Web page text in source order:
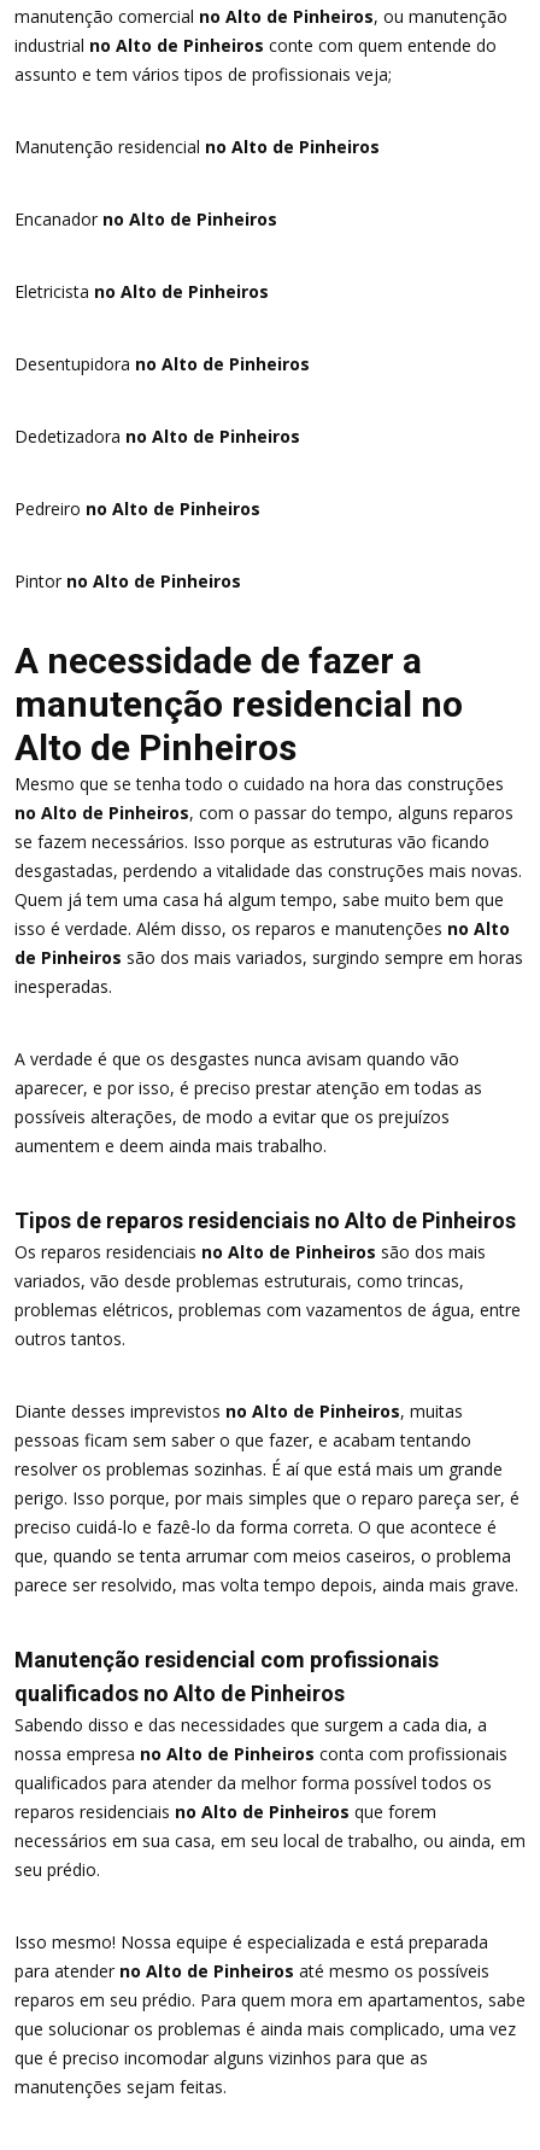
manutenção comercial no Alto de Pinheiros, ou manutenção
industrial no Alto de Pinheiros conte com quem entende do
assunto e tem vários tipos de profissionais veja;
Manutenção residencial no Alto de Pinheiros
Encanador no Alto de Pinheiros
Eletricista no Alto de Pinheiros
Desentupidora no Alto de Pinheiros
Dedetizadora no Alto de Pinheiros
Pedreiro no Alto de Pinheiros
Pintor no Alto de Pinheiros
A necessidade de fazer a
manutenção residencial no
Alto de Pinheiros
Mesmo que se tenha todo o cuidado na hora das construções
no Alto de Pinheiros, com o passar do tempo, alguns reparos
se fazem necessários. Isso porque as estruturas vão ficando
desgastadas, perdendo a vitalidade das construções mais novas.
Quem já tem uma casa há algum tempo, sabe muito bem que
isso é verdade. Além disso, os reparos e manutenções no Alto
de Pinheiros são dos mais variados, surgindo sempre em horas
inesperadas.
A verdade é que os desgastes nunca avisam quando vão
aparecer, e por isso, é preciso prestar atenção em todas as
possíveis alterações, de modo a evitar que os prejuízos
aumentem e deem ainda mais trabalho.
Tipos de reparos residenciais no Alto de Pinheiros
Os reparos residenciais no Alto de Pinheiros são dos mais
variados, vão desde problemas estruturais, como trincas,
problemas elétricos, problemas com vazamentos de água, entre
outros tantos.
Diante desses imprevistos no Alto de Pinheiros, muitas
pessoas ficam sem saber o que fazer, e acabam tentando
resolver os problemas sozinhas. É aí que está mais um grande
perigo. Isso porque, por mais simples que o reparo pareça ser, é
preciso cuidá-lo e fazê-lo da forma correta. O que acontece é
que, quando se tenta arrumar com meios caseiros, o problema
parece ser resolvido, mas volta tempo depois, ainda mais grave.
Manutenção residencial com profissionais
qualificados no Alto de Pinheiros
Sabendo disso e das necessidades que surgem a cada dia, a
nossa empresa no Alto de Pinheiros conta com profissionais
qualificados para atender da melhor forma possível todos os
reparos residenciais no Alto de Pinheiros que forem
necessários em sua casa, em seu local de trabalho, ou ainda, em
seu prédio.
Isso mesmo! Nossa equipe é especializada e está preparada
para atender no Alto de Pinheiros até mesmo os possíveis
reparos em seu prédio. Para quem mora em apartamentos, sabe
que solucionar os problemas é ainda mais complicado, uma vez
que é preciso incomodar alguns vizinhos para que as
manutenções sejam feitas.